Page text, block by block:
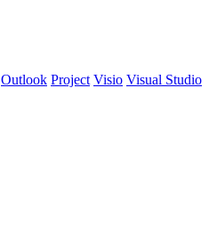
Outlook Project Visio Visual Studio